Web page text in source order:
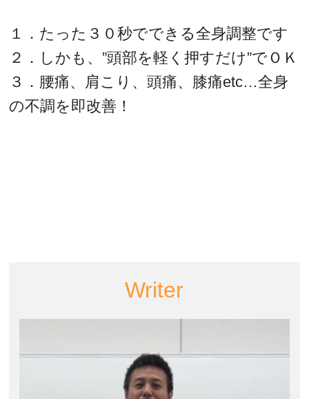
１．たった３０秒でできる全身調整です
２．しかも、”頭部を軽く押すだけ”でＯＫ
３．腰痛、肩こり、頭痛、膝痛etc…全身
の不調を即改善！
Writer